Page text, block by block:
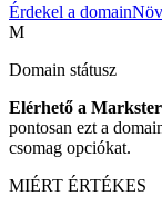
Érdekel a domain
M
Domain státusz
Elérhető a
pontosan ezt a
csomag opciókat.
MIÉRT ÉRTÉKES